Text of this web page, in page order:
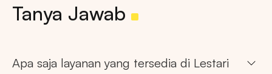
Tanya Jawab
Apa saja layanan yang tersedia di Lestari